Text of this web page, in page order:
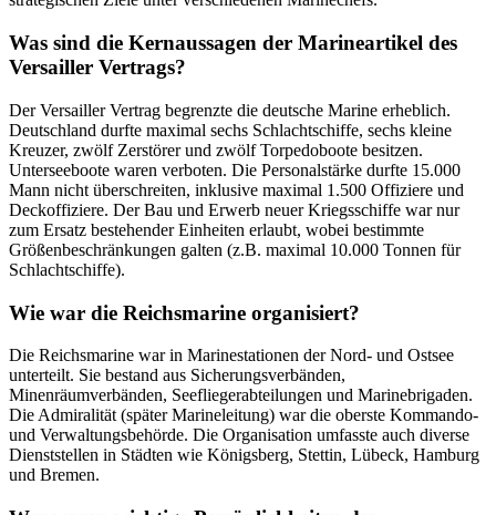
Was sind die Kernaussagen der Marineartikel des
Versailler Vertrags?
Der Versailler Vertrag begrenzte die deutsche Marine erheblich.
Deutschland durfte maximal sechs Schlachtschiffe, sechs kleine
Kreuzer, zwölf Zerstörer und zwölf Torpedoboote besitzen.
Unterseeboote waren verboten. Die Personalstärke durfte 15.000
Mann nicht überschreiten, inklusive maximal 1.500 Offiziere und
Deckoffiziere. Der Bau und Erwerb neuer Kriegsschiffe war nur
zum Ersatz bestehender Einheiten erlaubt, wobei bestimmte
Größenbeschränkungen galten (z.B. maximal 10.000 Tonnen für
Schlachtschiffe).
Wie war die Reichsmarine organisiert?
Die Reichsmarine war in Marinestationen der Nord- und Ostsee
unterteilt. Sie bestand aus Sicherungsverbänden,
Minenräumverbänden, Seefliegerabteilungen und Marinebrigaden.
Die Admiralität (später Marineleitung) war die oberste Kommando-
und Verwaltungsbehörde. Die Organisation umfasste auch diverse
Dienststellen in Städten wie Königsberg, Stettin, Lübeck, Hamburg
und Bremen.